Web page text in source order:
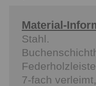
Material-
Stahl.
7-fach